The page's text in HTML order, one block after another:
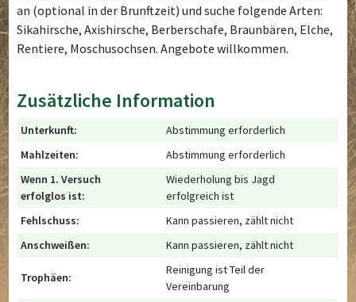
an (optional in der Brunftzeit) und suche folgende Arten:
Sikahirsche, Axishirsche, Berberschafe, Braunbären, Elche,
Rentiere, Moschusochsen. Angebote willkommen.
Zusätzliche Information
Unterkunft:
Abstimmung erforderlich
Mahlzeiten:
Abstimmung erforderlich
Wenn 1. Versuch
erfolglos ist:
Wiederholung bis Jagd
erfolgreich ist
Fehlschuss:
Kann passieren, zählt nicht
Anschweißen:
Kann passieren, zählt nicht
Trophäen:
Reinigung ist Teil der
Vereinbarung